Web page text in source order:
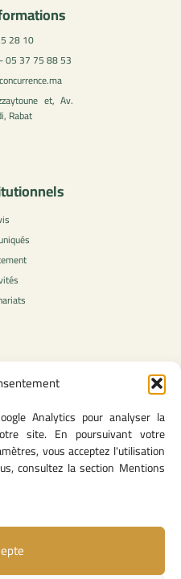
Analytics pour analyser la
site. En poursuivant votre
vous acceptez l'utilisation
consultez la section Mentions
28 10
05 37 75 88 53
et, Av.
Rabat
légale
légales
cookies